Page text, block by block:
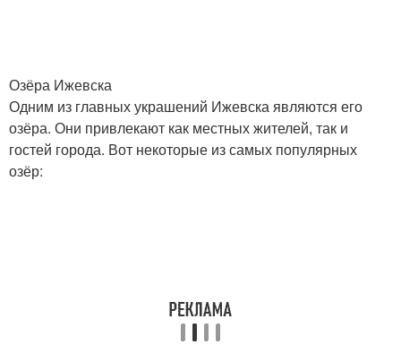
Озёра Ижевска
Одним из главных украшений Ижевска являются его
озёра. Они привлекают как местных жителей, так и
гостей города. Вот некоторые из самых популярных
озёр: